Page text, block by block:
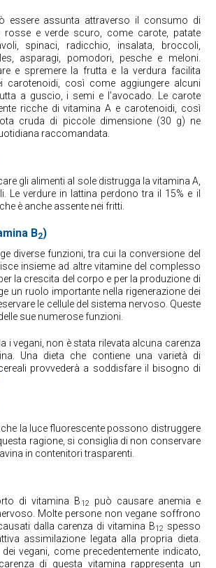
essere assunta attraverso il consumo di
rosse e verde scuro, come carote, patate
spinaci, radicchio, insalata, broccoli,
asparagi, pomodori, pesche e meloni.
e spremere la frutta e la verdura facilita
carotenoidi, così come aggiungere alcuni
a guscio, i semi e l’avocado. Le carote
ricche di vitamina A e carotenoidi, così
cruda di piccole dimensione (30 g) ne
raccomandata.
gli alimenti al sole distrugga la vitamina A,
Le verdure in lattina perdono tra il 15% e il
è anche assente nei fritti.
B2)
diverse funzioni, tra cui la conversione del
insieme ad altre vitamine del complesso
la crescita del corpo e per la produzione di
un ruolo importante nella rigenerazione dei
le cellule del sistema nervoso. Queste
sue numerose funzioni.
i vegani, non è stata rilevata alcuna carenza
Una dieta che contiene una varietà di
provvederà a soddisfare il bisogno di
che la luce fluorescente possono distruggere
ragione, si consiglia di non conservare
in contenitori trasparenti.
di vitamina B 12
può causare anemia e
Molte persone non vegane soffrono
dalla carenza di vitamina B12 spesso
assimilazione legata alla propria dieta.
vegani, come precedentemente indicato,
di questa vitamina rappresenta un